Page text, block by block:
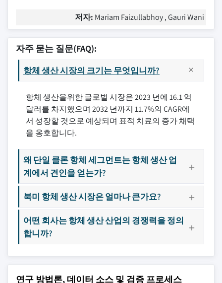
저자: Mariam Faizullabhoy , Gauri Wani
자주 묻는 질문(FAQ):
항체 생산 시장의 크기는 무엇입니까?
항체 생산을위한 글로벌 시장은 2023 년에 16.1 억
달러를 차지했으며 2032 년까지 11.7%의 CAGR에
서 성장할 것으로 예상되며 표적 치료의 증가 채택
을 옹호합니다.
왜 단일 클론 항체 세그먼트는 항체 생산 업
계에서 견인을 얻는가?
북미 항체 생산 시장은 얼마나 큰가요?
어떤 회사는 항체 생산 산업의 경쟁력을 정의
합니까?
연구 방법론, 데이터 소스 및 검증 프로세스